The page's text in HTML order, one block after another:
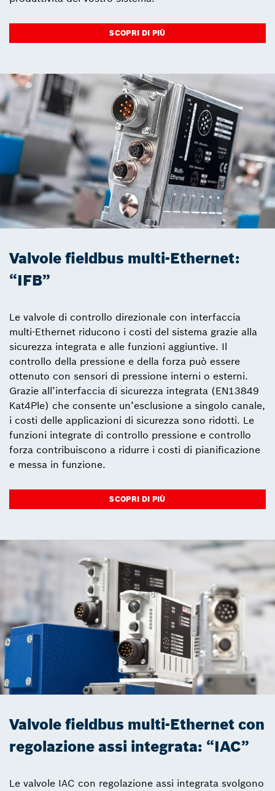
SCOPRI DI PIÙ
Valvole fieldbus multi-Ethernet:
“IFB”
Le valvole di controllo direzionale con interfaccia
multi-Ethernet riducono i costi del sistema grazie alla
sicurezza integrata e alle funzioni aggiuntive. Il
controllo della pressione e della forza può essere
ottenuto con sensori di pressione interni o esterni.
Grazie all’interfaccia di sicurezza integrata (EN13849
Kat4Ple) che consente un’esclusione a singolo canale,
i costi delle applicazioni di sicurezza sono ridotti. Le
funzioni integrate di controllo pressione e controllo
forza contribuiscono a ridurre i costi di pianificazione
e messa in funzione.
SCOPRI DI PIÙ
Valvole fieldbus multi-Ethernet con
regolazione assi integrata: “IAC”
Le valvole IAC con regolazione assi integrata svolgono